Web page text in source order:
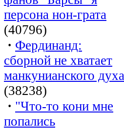
персона нон-грата
(40796)
· Фердинанд:
сборной не хватает
манкунианского духа
(38238)
· "Что-то кони мне
попались